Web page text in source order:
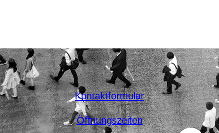
Kontaktformular
Öffnungszeiten